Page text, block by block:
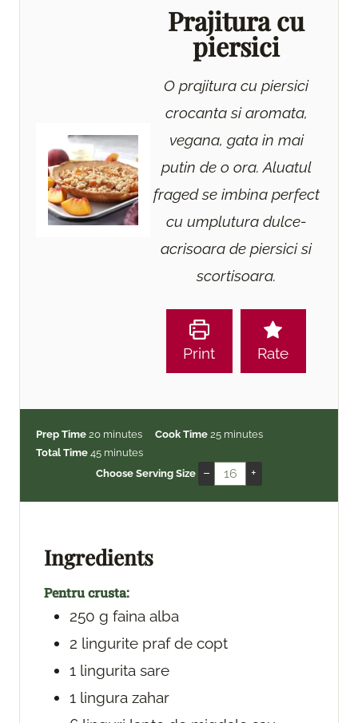
Prajitura cu
piersici
O prajitura cu piersici
crocanta si aromata,
vegana, gata in mai
putin de o ora. Aluatul
fraged se imbina perfect
cu umplutura dulce-
acrisoara de piersici si
scortisoara.
Print Rate
Prep Time 20m
i
n
minutes Cook Time 25m
n
u
minutes
Total Time 45m
i
s
minutes
Choose Serving Size
– +
Ingredients
Pentru crusta:
250 g faina alba
2 lingurite praf de copt
1 lingurita sare
1 lingura zahar